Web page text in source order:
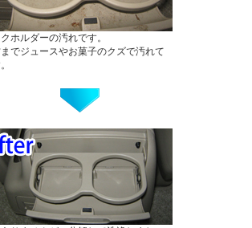
クホルダーの汚れです。
でジュースやお菓子のクズで汚れて